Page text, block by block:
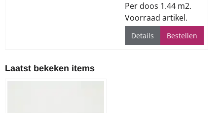
Per doos 1.44 m2.
Voorraad artikel.
Details Bestellen
Laatst bekeken items